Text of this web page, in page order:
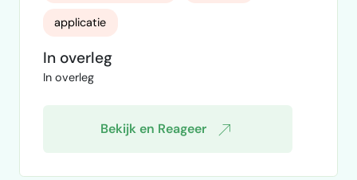
has developed an item of assistive
technology, which allows the capturing of
the exact needs of the end-user with an
aged-related mobility challenge, or a person
with a mobility disabili…
applicatie
In overleg
In overleg
Bekijk en Reageer